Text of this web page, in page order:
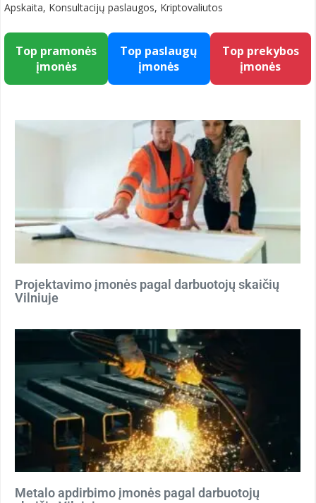
Apskaita, Konsultacijų paslaugos, Kriptovaliutos
Top pramonės
įmonės
Top paslaugų
įmonės
Top prekybos
įmonės
Projektavimo įmonės pagal darbuotojų skaičių
Vilniuje
Metalo apdirbimo įmonės pagal darbuotojų